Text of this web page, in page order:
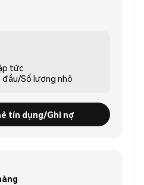
tức
đầu/Số lượng nhỏ
tín dụng/Ghi nợ